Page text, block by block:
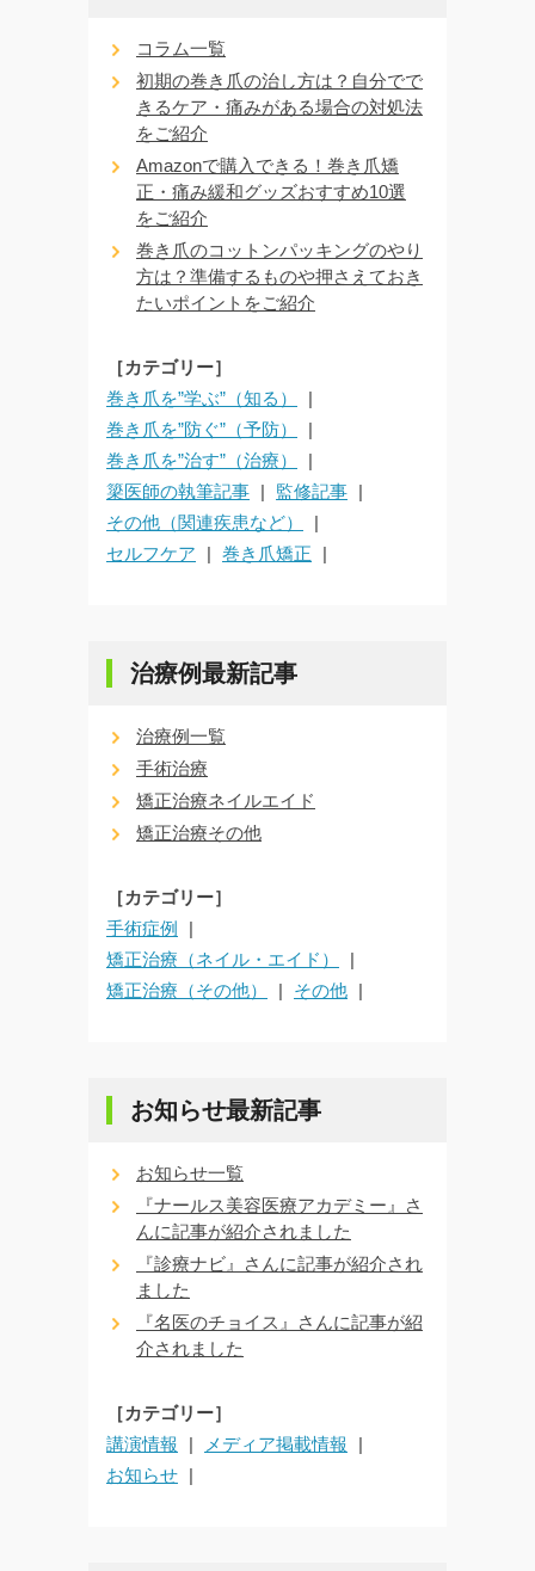
コラム一覧
初期の巻き爪の治し方は？自分でで
きるケア・痛みがある場合の対処法
をご紹介
Amazonで購入できる！巻き爪矯
正・痛み緩和グッズおすすめ10選
をご紹介
巻き爪のコットンパッキングのやり
方は？準備するものや押さえておき
たいポイントをご紹介
［カテゴリー］
巻き爪を”学ぶ”（知る）
巻き爪を”防ぐ”（予防）
巻き爪を”治す”（治療）
簗医師の執筆記事
監修記事
その他（関連疾患など）
セルフケア
巻き爪矯正
治療例最新記事
治療例一覧
手術治療
矯正治療ネイルエイド
矯正治療その他
［カテゴリー］
手術症例
矯正治療（ネイル・エイド）
矯正治療（その他）
その他
お知らせ最新記事
お知らせ一覧
『ナールス美容医療アカデミー』さ
んに記事が紹介されました
『診療ナビ』さんに記事が紹介され
ました
『名医のチョイス』さんに記事が紹
介されました
［カテゴリー］
講演情報
メディア掲載情報
お知らせ